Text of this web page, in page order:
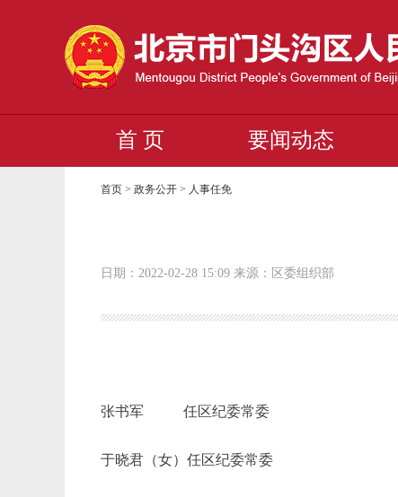
首 页 要闻动态
首页 >政务公开 > 人事任免
日期：2022-02-28 15:09 来源：区委组织部
张书军 任区纪委常委
于晓君（女）任区纪委常委